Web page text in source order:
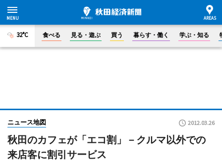
32°C 食べる 見る・遊ぶ 買う 暮らす・働く 学ぶ・知る
ニュース地図 2012.03.26
秋田のカフェが「エコ割」－クルマ以外での
来店客に割引サービス